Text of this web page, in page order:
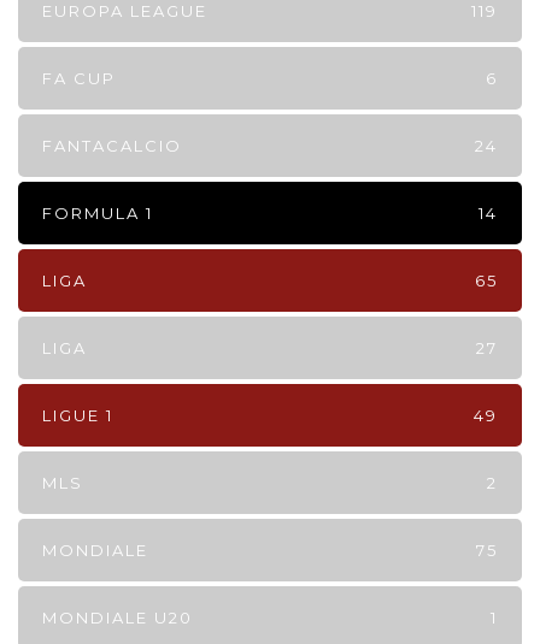
EUROPA LEAGUE 119
FA CUP 6
FANTACALCIO 24
FORMULA 1 14
LIGA 65
LIGA 27
LIGUE 1 49
MLS 2
MONDIALE 75
MONDIALE U20 1